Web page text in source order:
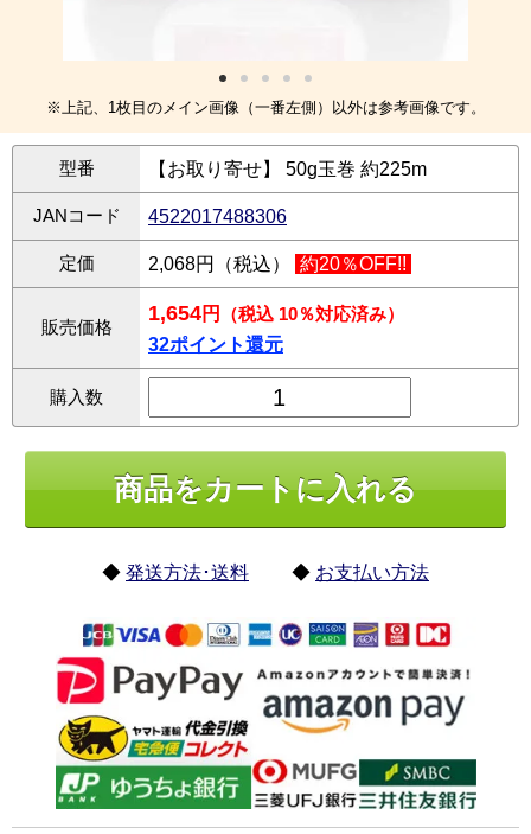
※上記、1枚目のメイン画像（一番左側）以外は参考画像です。
型番 【お取り寄せ】 50g玉巻 約225m
JANコード 4522017488306
定価 2,068円（税込） 約20％OFF!!
販売価格
1,654円
（税込 10％対応済み）
32ポイント還元
購入数
◆ 発送方法･送料 ◆ お支払い方法